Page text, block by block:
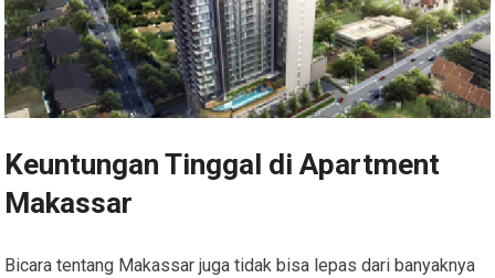
Keuntungan Tinggal di Apartment
Makassar
Bicara tentang Makassar juga tidak bisa lepas dari banyaknya